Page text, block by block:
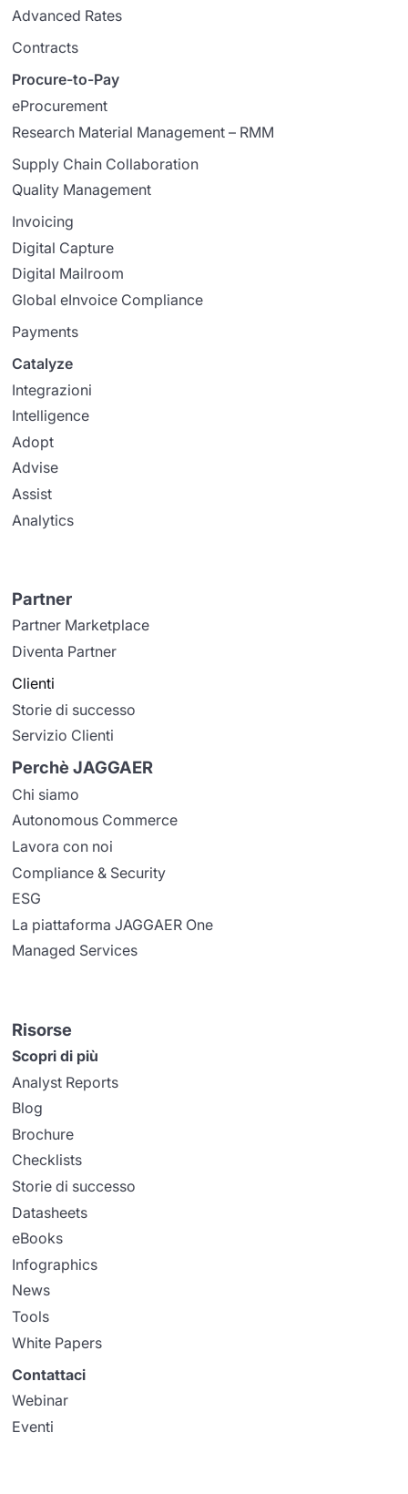
Advanced Rates
Contracts
Procure-to-Pay
eProcurement
Research Material Management – RMM
Supply Chain Collaboration
Quality Management
Invoicing
Digital Capture
Digital Mailroom
Global eInvoice Compliance
Payments
Catalyze
Integrazioni
Intelligence
Adopt
Advise
Assist
Analytics
Partner
Partner Marketplace
Diventa Partner
Clienti
Storie di successo
Servizio Clienti
Perchè JAGGAER
Chi siamo
Autonomous Commerce
Lavora con noi
Compliance & Security
ESG
La piattaforma JAGGAER One
Managed Services
Risorse
Scopri di più
Analyst Reports
Blog
Brochure
Checklists
Storie di successo
Datasheets
eBooks
Infographics
News
Tools
White Papers
Contattaci
Webinar
Eventi